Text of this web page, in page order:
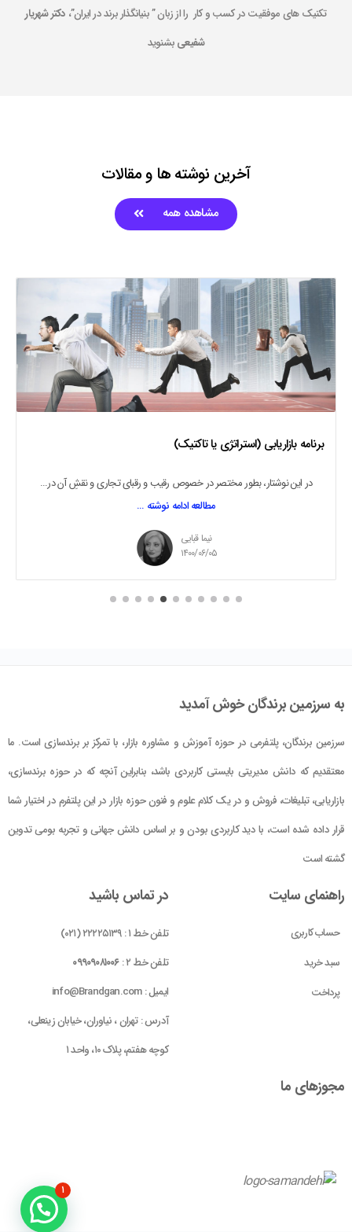
تکنیک های موفقیت در کسب و کار را از زبان ” بنیانگذار برند در ایران”، دکتر شهریار
شفیعیبشنوید
آخرین نوشته ها و مقالات
مشاهده همه
هویت سازمانی برند
در دنیای کسب و کار امروزی هویت (به طور عام) که به عنوان ابزاری استراتژیک...
مطالعه ادامه نوشته ...
نیما قبایی
۱۴۰۰/۰۵/۲۵
به سرزمین برندگان خوش آمدید
سرزمین برندگان، پلتفرمی در حوزه آموزش و مشاوره بازار، با تمرکز بر برندسازی است. ما
معتقدیم که دانش مدیریتی بایستی کاربردی باشد، بنابراین آنچه که در حوزه برندسازی،
بازاریابی، تبلیغات، فروش و در یک کلام علوم و فنون حوزه بازار در این پلتفرم در اختیار شما
قرار داده شده است، با دید کاربردی بودن و بر اساس دانش جهانی و تجربه بومی تدوین
گشته است
راهنمای سایت
حساب کاربری
سبد خرید
پرداخت
در تماس باشید
تلفن خط ۱ : ۲۲۲۲۵۱۳۹ (۰۲۱)
تلفن خط ۲ :
۰۹۹۰۹۰۸۱۰۰۶
ایمیل : info@Brandgan.com
آدرس : تهران ، نیاوران، خیابان زینعلی،
کوچه هفتم، پلاک ۱۰، واحد ۱
مجوز‌های ما
۱